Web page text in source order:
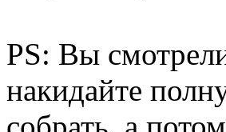
PS: Вы
накидайте